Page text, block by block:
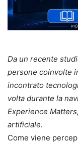
Da un recente
persone coinvolte
incontrato
volta durante la
Experience
artificiale.
Come viene